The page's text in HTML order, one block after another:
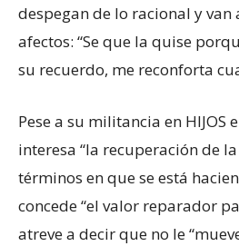
despegan de lo racional y van
afectos: “Se que la quise
su recuerdo, me reconforta
Pese a su militancia en HIJOS
interesa “la recuperación de
términos en que se está
concede “el valor reparador
atreve a decir que no le